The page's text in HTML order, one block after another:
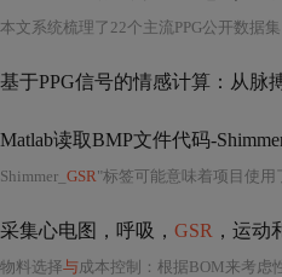
基于PPG信号的情感计算：从脉
Matlab读取BMP文件代码-
Shimmer_ GSR"标签可能意味着项目使用
采集心电图，呼吸， GSR ，运动
物料选择与成本控制：根据BOM来考虑